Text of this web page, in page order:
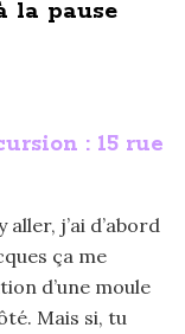
la pause
: 15 rue
j’ai d’abord
ça me
d’une moule
Mais si, tu